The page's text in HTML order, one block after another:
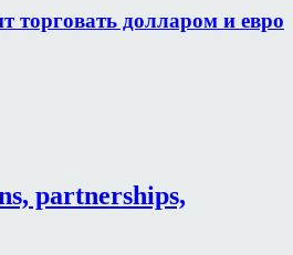
торговать долларом и евро
partnerships,